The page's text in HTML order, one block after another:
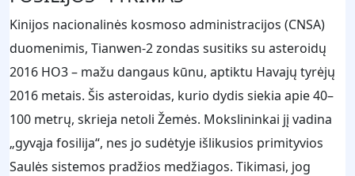
Kinijos nacionalinės kosmoso administracijos (CNSA)
duomenimis, Tianwen-2 zondas susitiks su asteroidų
2016 HO3 – mažu dangaus kūnu, aptiktu Havajų tyrėjų
2016 metais. Šis asteroidas, kurio dydis siekia apie 40–
100 metrų, skrieja netoli Žemės. Mokslininkai jį vadina
„gyvąja fosilija“, nes jo sudėtyje išlikusios primityvios
Saulės sistemos pradžios medžiagos. Tikimasi, jog